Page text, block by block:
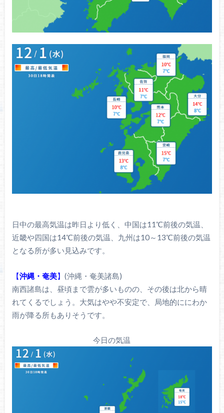
日中の最高気温は昨日より低く、中国は11℃前後の気温、
近畿や四国は14℃前後の気温、九州は10～13℃前後の気温
となる所が多い見込みです。
【沖縄・奄美】 (沖縄・奄美諸島)
南西諸島は、昼頃まで雲が多いものの、その後は北から晴
れてくるでしょう。大気はやや不安定で、局地的ににわか
雨が降る所もありそうです。
今日の気温